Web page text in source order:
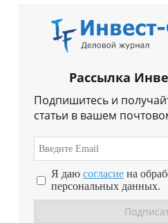
Рассылка
Подпишитесь и
статьи в вашем
Я даю согласие на
персональных данных.